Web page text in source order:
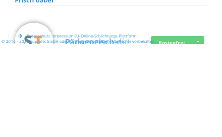
Pädagogisch-did… Kostenfrei
· · ·Datenschutz·Impressum EU-Online-Schlichtungs-Plattform·
© 2016 - 2026 SupraTix GmbH oder Partnergesellschaften - Alle Rechte vorbehalten.